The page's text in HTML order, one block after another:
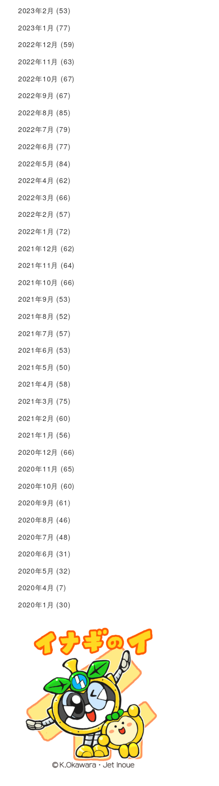
2023年2月 (53)
2023年1月 (77)
2022年12月 (59)
2022年11月 (63)
2022年10月 (67)
2022年9月 (67)
2022年8月 (85)
2022年7月 (79)
2022年6月 (77)
2022年5月 (84)
2022年4月 (62)
2022年3月 (66)
2022年2月 (57)
2022年1月 (72)
2021年12月 (62)
2021年11月 (64)
2021年10月 (66)
2021年9月 (53)
2021年8月 (52)
2021年7月 (57)
2021年6月 (53)
2021年5月 (50)
2021年4月 (58)
2021年3月 (75)
2021年2月 (60)
2021年1月 (56)
2020年12月 (66)
2020年11月 (65)
2020年10月 (60)
2020年9月 (61)
2020年8月 (46)
2020年7月 (48)
2020年6月 (31)
2020年5月 (32)
2020年4月 (7)
2020年1月 (30)